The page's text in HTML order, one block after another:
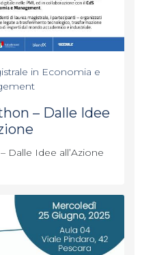
in Economia e
– Dalle Idee
Dalle Idee all’Azione